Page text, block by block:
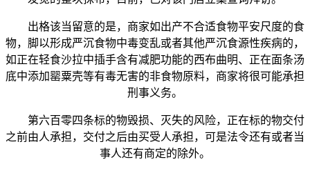
出格该当留意的是，商家如出产不合适食物平安尺度的食
物，脚以形成严沉食物中毒变乱或者其他严沉食源性疾病的，
如正在轻食沙拉中插手含有减肥功能的西布曲明、正在面条汤
底中添加罂粟壳等有毒无害的非食物原料，商家将很可能承担
刑事义务。
第六百零四条标的物毁损、灭失的风险，正在标的物交付
之前由人承担，交付之后由买受人承担，可是法令还有或者当
事人还有商定的除外。